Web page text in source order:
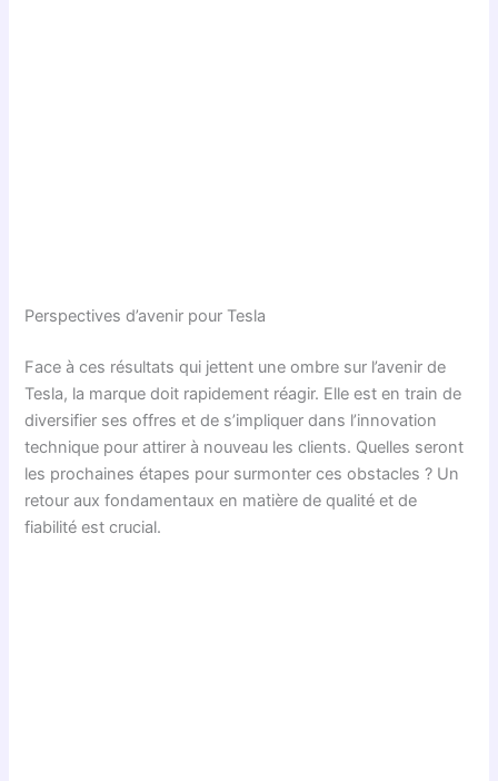
Perspectives d’avenir pour Tesla
Face à ces résultats qui jettent une ombre sur l’avenir de
Tesla, la marque doit rapidement réagir. Elle est en train de
diversifier ses offres et de s’impliquer dans l’innovation
technique pour attirer à nouveau les clients. Quelles seront
les prochaines étapes pour surmonter ces obstacles ? Un
retour aux fondamentaux en matière de qualité et de
fiabilité est crucial.